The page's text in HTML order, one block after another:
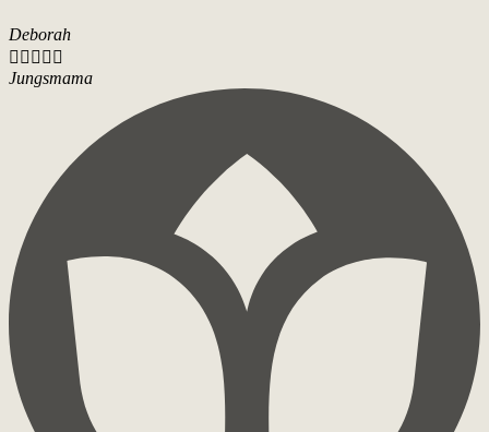
Deborah
    
Jungsmama